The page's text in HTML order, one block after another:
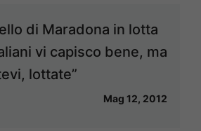
di Maradona in lotta
vi capisco bene, ma
lottate”
Mag 12, 2012